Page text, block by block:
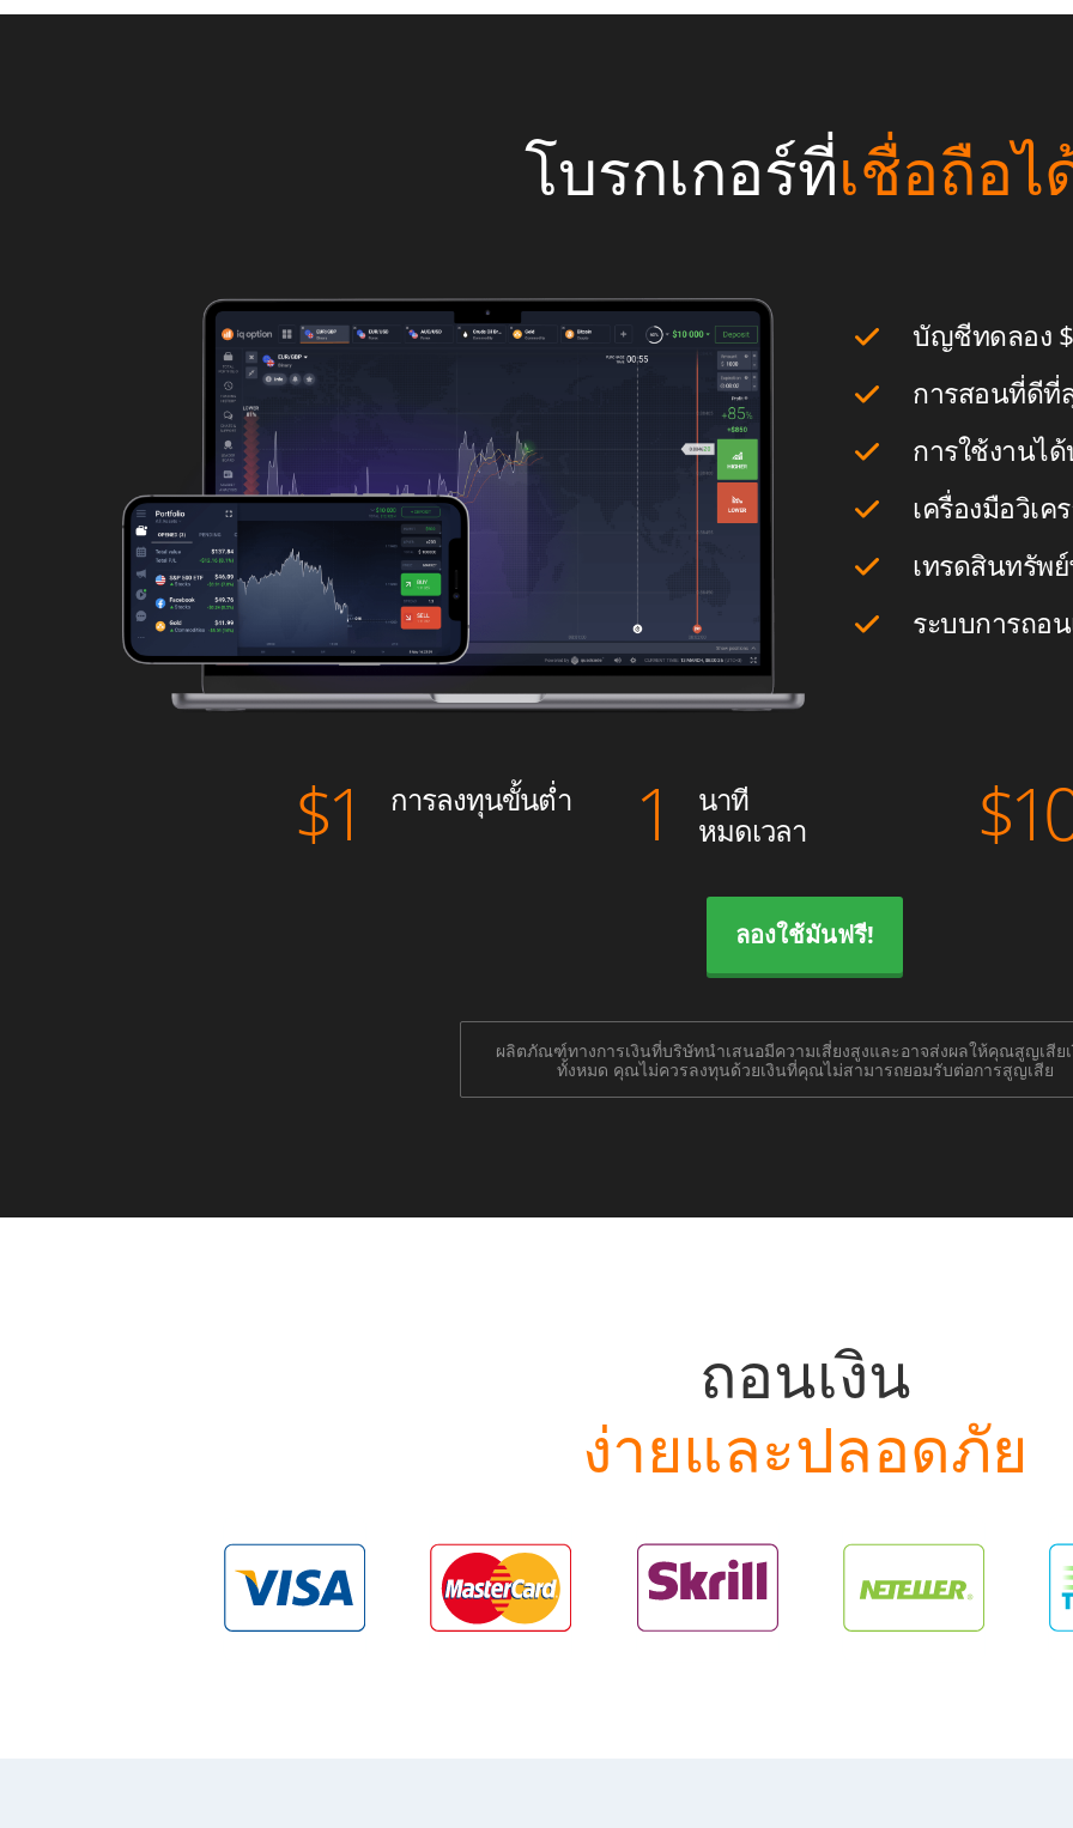
โบรกเกอร์ที่เชื่อถือไ
บัญชีทดลอง
การสอนที่ดีที่
การใช้งานไ
เครื่องมือวิเ
เทรดสินทรัพ
ระบบการถอ
$1 การลงทุนขั้นต่ำ 1 นาที
หมดเวลา $
ลองใช้มันฟรี!
ผลิตภัณฑ์ทางการเงินที่บริษัทนำเสนอมีความเสี่ยงสูงและอาจส่งผลให้คุณสูญเสีย
ทั้งหมด คุณไม่ควรลงทุนด้วยเงินที่คุณไม่สามารถยอมรับต่อการสูญเสีย
ถอนเงิน
ง่ายและปลอดภัย